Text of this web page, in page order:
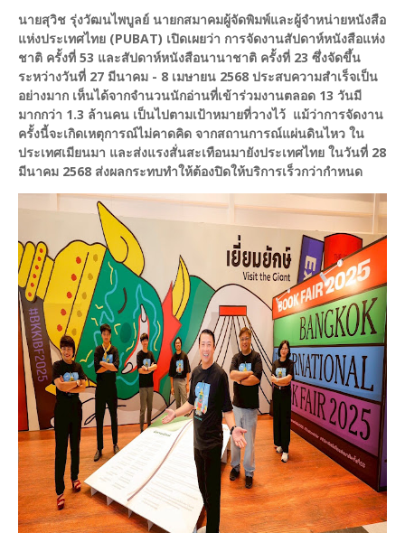
นายสุวิช รุ่งวัฒนไพบูลย์ นายกสมาคมผู้จัดพิมพ์และผู้จำหน่ายหนังสือ
แห่งประเทศไทย (PUBAT) เปิดเผยว่า การจัดงานสัปดาห์หนังสือแห่ง
ชาติ ครั้งที่ 53 และสัปดาห์หนังสือนานาชาติ ครั้งที่ 23 ซึ่งจัดขึ้น
ระหว่างวันที่ 27 มีนาคม - 8 เมษายน 2568 ประสบความสำเร็จเป็น
อย่างมาก เห็นได้จากจำนวนนักอ่านที่เข้าร่วมงานตลอด 13 วันมี
มากกว่า 1.3 ล้านคน เป็นไปตามเป้าหมายที่วางไว้ แม้ว่าการจัดงาน
ครั้งนี้จะเกิดเหตุการณ์ไม่คาดคิด จากสถานการณ์แผ่นดินไหว ใน
ประเทศเมียนมา และส่งแรงสั่นสะเทือนมายังประเทศไทย ในวันที่ 28
มีนาคม 2568 ส่งผลกระทบทำให้ต้องปิดให้บริการเร็วกว่ากำหนด